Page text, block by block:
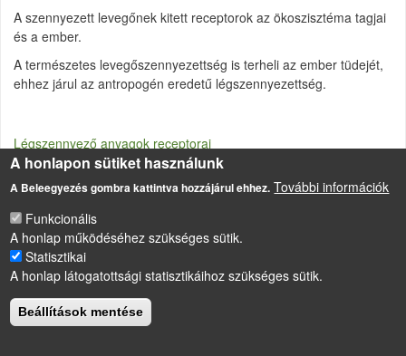
A szennyezett levegőnek kitett receptorok az ökoszisztéma tagjai
és a ember.
A természetes levegőszennyezettség is terheli az ember tüdejét,
ehhez járul az antropogén eredetű légszennyezettség.
Légszennyező anyagok receptorai
LÁBLÉC
Impresszum
Sütikezelési szabályzat
Drupal alapú webhely
A honlapon sütiket használunk
A Beleegyezés gombra kattintva hozzájárul ehhez. További információk
Funkcionális
A honlap működéséhez szükséges sütik.
Statisztikai
A honlap látogatottsági statisztikáihoz szükséges sütik.
Beállítások mentése